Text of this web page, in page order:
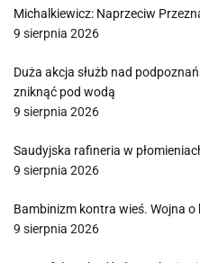
Michalkiewicz: Naprzeciw
9 sierpnia 2026
Duża akcja służb nad
zniknąć pod wodą
9 sierpnia 2026
Saudyjska rafineria w
9 sierpnia 2026
Bambinizm kontra wieś. Wojna
9 sierpnia 2026